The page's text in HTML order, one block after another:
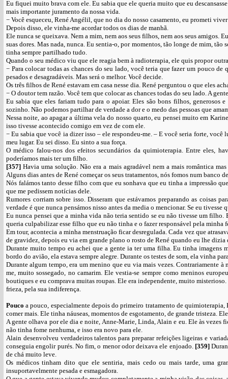
Eu fiquei muito brava com ele. Eu sabia que ele queria muito que eu
mais importante juramento da nossa vida.
− Você esqueceu, René Angélil, que no dia do nosso casamento, eu prometi
Depois disso, ele vinha-me acordar todos os dias de manhã.
Ele nunca se queixava. Nem a mim, nem aos seus filhos, nem aos seus amigos.
suas dores. Mas nada, nunca. Eu sentia-o, por momentos, tão longe de mim,
tinha sempre partilhado tudo.
Quando o seu médico viu que ele reagia bem à radioterapia, ele quis propor
− Para colocar todas as chances do seu lado, você teria que fazer um pouco
pesados e desagradáveis. Mas será o melhor. Você decide.
Os três filhos de René estavam em casa nesse dia. René perguntou o que eles
− O doutor tem razão. Você tem que colocar as chances todas do seu lado. A
Eu sabia que eles fariam tudo para o apoiar. Eles são bons filhos, generosos
sozinho. Não podemos partilhar de verdade a dor e o medo das pessoas que
Nessa noite, ao apagar a última vela do nosso quarto, eu pensei muito em
isso tivesse acontecido comigo em vez de com ele.
− Eu sabia que você ia dizer isso – ele respondeu-me. – E você seria forte,
meu lugar. Eu sei disso. Eu sinto a sua força.
O médico falou-nos dos efeitos secundários da quimioterapia. Entre eles,
poderíamos mais ter um filho.
[357]Havia uma solução. Não era a mais agradável nem a mais romântica
Alguns dias antes de René começar os seus tratamentos, nós fomos num banco
Nós falámos tanto desse filho com que eu sonhava que eu tinha a impressão
que me pedissem notícias dele.
Rumores corriam sobre isso. Disseram que estávamos preparando as coisas
verdade é que nunca pensámos nisso antes da media o mencionar. Se eu
Eu nunca pensei que a minha vida não teria sentido se eu não tivesse um
queria culpabilizar esse filho que eu não tinha e o fazer responsável pela
Em tour, acontecia a minha menstruação ficar desregulada. Cada vez que
de gravidez, depois eu via em grande plano o rosto de René quando eu lhe dizia
Durante muito tempo eu achei que a gente ia ter uma filha. Eu tinha imagens
bordo do avião, ela estava sempre alegre. Durante os testes de som, ela vinha
Durante algum tempo, era um menino que eu via mais vezes. Contrariamente
me, muito sossegado, no camarim. Ele vestia-se sempre como meninos
boutiques e eu comprava muitas roupas. Ele era independente, muito
frieza, pela sua indiferença.
Pouco a pouco, especialmente depois do primeiro tratamento de
comer mais. Ele tinha náuseas, momentos de esgotamento, de grande tristeza.
A gente olhava por ele dia e noite, Anne-Marie, Linda, Alain e eu. Ele às vezes
não tinha fome nenhuma, e isso era novo para ele.
Alain desenvolveu verdadeiros talentos para preparar refeições ligeiras e
conseguia engolir purés. No fim, o menor odor deixava ele enjoado. [359]
de chá muito leve.
Os médicos tinham dito que ele sentiria, mais cedo ou mais tarde, uma
insuportavelmente pesada e esmagadora.